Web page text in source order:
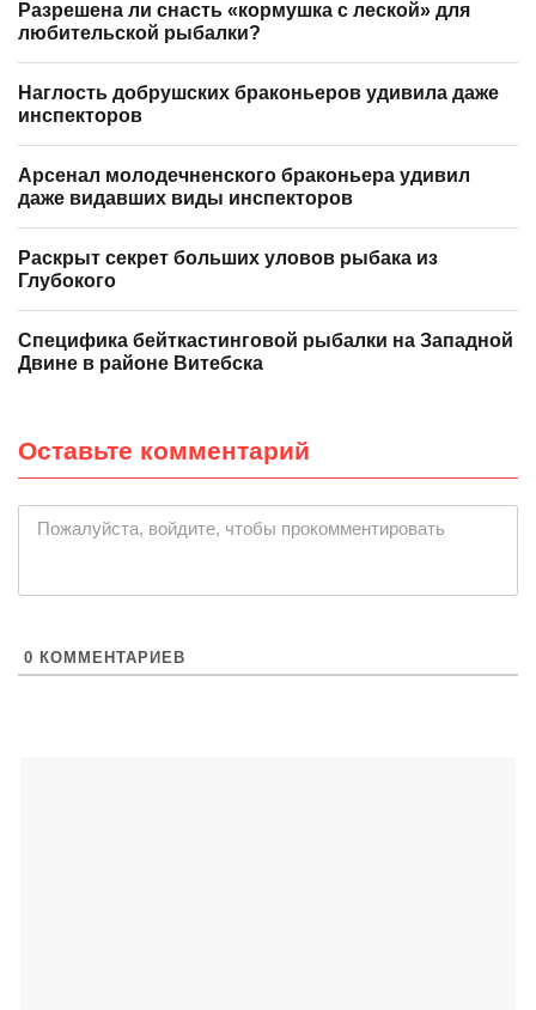
Разрешена ли снасть «кормушка с леской» для
любительской рыбалки?
Наглость добрушских браконьеров удивила даже
инспекторов
Арсенал молодечненского браконьера удивил
даже видавших виды инспекторов
Раскрыт секрет больших уловов рыбака из
Глубокого
Специфика бейткастинговой рыбалки на Западной
Двине в районе Витебска
Оставьте комментарий
Пожалуйста, войдите, чтобы прокомментировать
0 КОММЕНТАРИЕВ